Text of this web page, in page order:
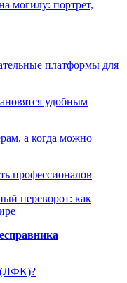
могилу: портрет,
платформы для
удобным
а когда можно
профессионалов
переворот: как
(ЛФК)?